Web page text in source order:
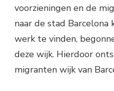
voorzieningen en de
naar de stad Barcelona
werk te vinden,
deze wijk. Hierdoor
migranten wijk van